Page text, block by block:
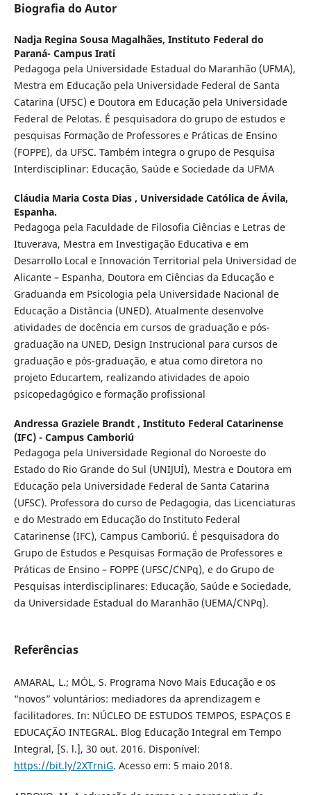
Biografia do Autor
Nadja Regina Sousa Magalhães, Instituto Federal do
Paraná- Campus Irati
Pedagoga pela Universidade Estadual do Maranhão (UFMA),
Mestra em Educação pela Universidade Federal de Santa
Catarina (UFSC) e Doutora em Educação pela Universidade
Federal de Pelotas. É pesquisadora do grupo de estudos e
pesquisas Formação de Professores e Práticas de Ensino
(FOPPE), da UFSC. Também integra o grupo de Pesquisa
Interdisciplinar: Educação, Saúde e Sociedade da UFMA
Cláudia Maria Costa Dias , Universidade Católica de Ávila,
Espanha.
Pedagoga pela Faculdade de Filosofia Ciências e Letras de
Ituverava, Mestra em Investigação Educativa e em
Desarrollo Local e Innovación Territorial pela Universidad de
Alicante – Espanha, Doutora em Ciências da Educação e
Graduanda em Psicologia pela Universidade Nacional de
Educação a Distância (UNED). Atualmente desenvolve
atividades de docência em cursos de graduação e pós-
graduação na UNED, Design Instrucional para cursos de
graduação e pós-graduação, e atua como diretora no
projeto Educartem, realizando atividades de apoio
psicopedagógico e formação profissional
Andressa Graziele Brandt , Instituto Federal Catarinense
(IFC) - Campus Camboriú
Pedagoga pela Universidade Regional do Noroeste do
Estado do Rio Grande do Sul (UNIJUÍ), Mestra e Doutora em
Educação pela Universidade Federal de Santa Catarina
(UFSC). Professora do curso de Pedagogia, das Licenciaturas
e do Mestrado em Educação do Instituto Federal
Catarinense (IFC), Campus Camboriú. É pesquisadora do
Grupo de Estudos e Pesquisas Formação de Professores e
Práticas de Ensino – FOPPE (UFSC/CNPq), e do Grupo de
Pesquisas interdisciplinares: Educação, Saúde e Sociedade,
da Universidade Estadual do Maranhão (UEMA/CNPq).
Referências
AMARAL, L.; MÓL, S. Programa Novo Mais Educação e os
“novos” voluntários: mediadores da aprendizagem e
facilitadores. In: NÚCLEO DE ESTUDOS TEMPOS, ESPAÇOS E
EDUCAÇÃO INTEGRAL. Blog Educação Integral em Tempo
Integral, [S. l.], 30 out. 2016. Disponível:
https://bit.ly/2XTrniG. Acesso em: 5 maio 2018.